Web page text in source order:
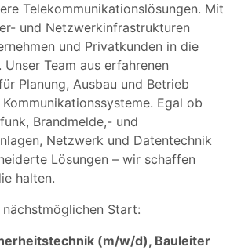
Telekommunikationslösungen. Mit
und Netzwerkinfrastrukturen
und Privatkunden in die
Team aus erfahrenen
Planung, Ausbau und Betrieb
Egal ob
Brandmelde,- und
Netzwerk und Datentechnik
Lösungen – wir schaffen
halten.
Start:
(m/w/d), Bauleiter